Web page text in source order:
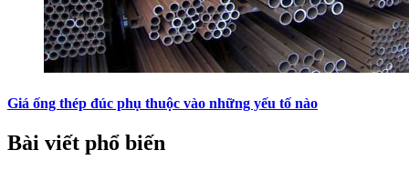
Giá ống thép đúc phụ thuộc vào những yếu tố nào
Bài viết phổ biến